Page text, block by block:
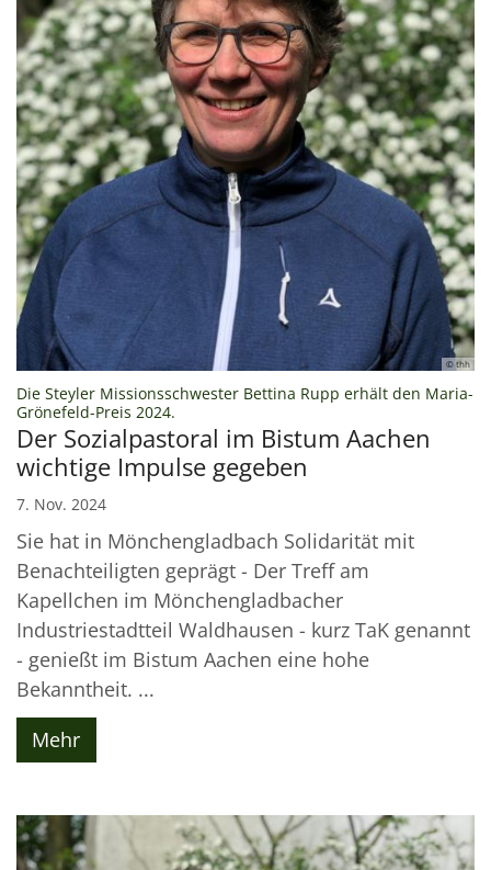
© thh
Die Steyler Missionsschwester Bettina Rupp erhält den Maria-
Grönefeld-Preis 2024.
Der Sozialpastoral im Bistum Aachen
wichtige Impulse gegeben
7. Nov. 2024
Sie hat in Mönchengladbach Solidarität mit
Benachteiligten geprägt - Der Treff am
Kapellchen im Mönchengladbacher
Industriestadtteil Waldhausen - kurz TaK genannt
- genießt im Bistum Aachen eine hohe
Bekanntheit. ...
Mehr